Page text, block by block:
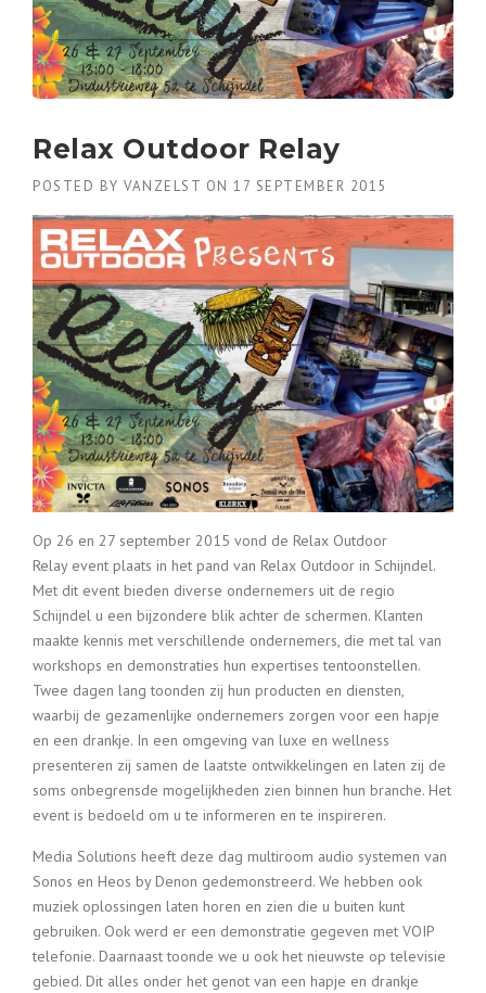
Relax Outdoor Relay
POSTED BY VANZELST ON 17 SEPTEMBER 2015
Op 26 en 27 september 2015 vond de Relax Outdoor
Relay event plaats in het pand van Relax Outdoor in Schijndel.
Met dit event bieden diverse ondernemers uit de regio
Schijndel u een bijzondere blik achter de schermen. Klanten
maakte kennis met verschillende ondernemers, die met tal van
workshops en demonstraties hun expertises tentoonstellen.
Twee dagen lang toonden zij hun producten en diensten,
waarbij de gezamenlijke ondernemers zorgen voor een hapje
en een drankje. In een omgeving van luxe en wellness
presenteren zij samen de laatste ontwikkelingen en laten zij de
soms onbegrensde mogelijkheden zien binnen hun branche. Het
event is bedoeld om u te informeren en te inspireren.
Media Solutions heeft deze dag multiroom audio systemen van
Sonos en Heos by Denon gedemonstreerd. We hebben ook
muziek oplossingen laten horen en zien die u buiten kunt
gebruiken. Ook werd er een demonstratie gegeven met VOIP
telefonie. Daarnaast toonde we u ook het nieuwste op televisie
gebied. Dit alles onder het genot van een hapje en drankje